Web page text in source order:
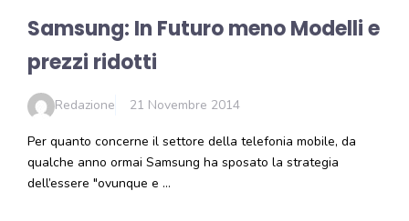
Samsung: In Futuro meno Modelli e
prezzi ridotti
Redazione 21 Novembre 2014
Per quanto concerne il settore della telefonia mobile, da
qualche anno ormai Samsung ha sposato la strategia
dell’essere "ovunque e …